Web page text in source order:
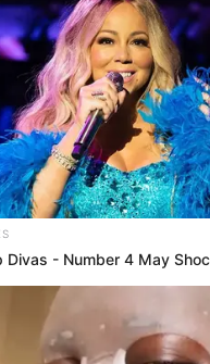
Live-Action Simba Was
Cub Ever
Divas - Number 4 May